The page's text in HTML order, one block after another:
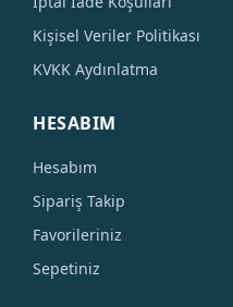
Kişisel Veriler Politikası
KVKK Aydınlatma
HESABIM
Hesabım
Sipariş Takip
Favorileriniz
Sepetiniz